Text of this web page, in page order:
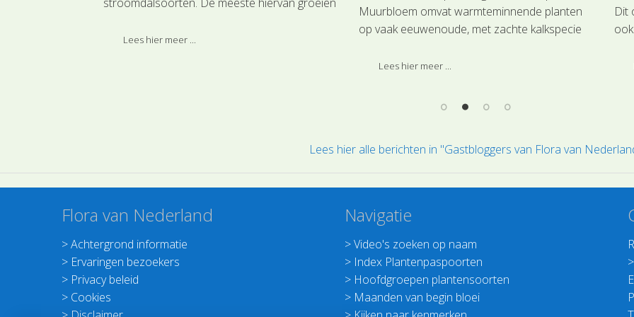
graslanden, zogenoemde stroomdal- en
Lees hier meer ...
Muurbloem omvat warmteminnende planten
op vaak eeuwenoude, met zachte kalkspecie
muren.Lees hier meer ...
Dit
Lees hier alle berichten in "Gastbloggers van Flora van
Flora van Nederland
>Achtergrond informatie
> Ervaringen bezoekers
> Privacy beleid
> Cookies
Navigatie
>Video's zoeken op naam
> Index Plantenpaspoorten
> Hoofdgroepen plantensoorten
> Maanden van begin bloei
>